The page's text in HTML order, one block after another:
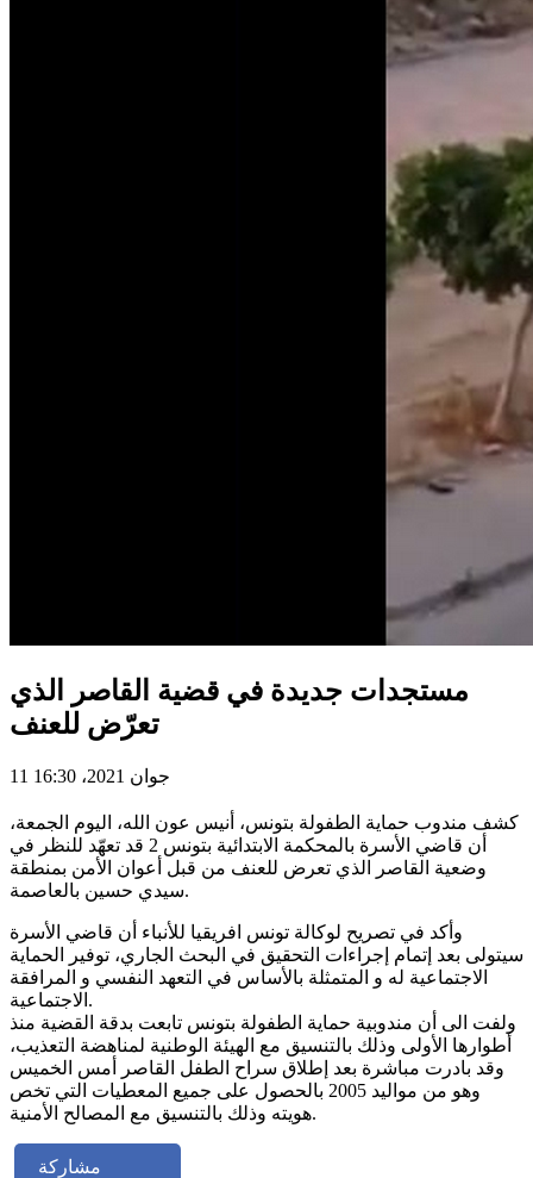
مستجدات جديدة في قضية القاصر الذي
تعرّض للعنف
11 جوان 2021، 16:30
كشف مندوب حماية الطفولة بتونس، أنيس عون الله، اليوم الجمعة،
أن قاضي الأسرة بالمحكمة الابتدائية بتونس 2 قد تعهّد للنظر في
وضعية القاصر الذي تعرض للعنف من قبل أعوان الأمن بمنطقة
سيدي حسين بالعاصمة.
وأكد في تصريح لوكالة تونس افريقيا للأنباء أن قاضي الأسرة
سيتولى بعد إتمام إجراءات التحقيق في البحث الجاري، توفير الحماية
الاجتماعية له و المتمثلة بالأساس في التعهد النفسي و المرافقة
الاجتماعية.
ولفت الى أن مندوبية حماية الطفولة بتونس تابعت بدقة القضية منذ
أطوارها الأولى وذلك بالتنسيق مع الهيئة الوطنية لمناهضة التعذيب،
وقد بادرت مباشرة بعد إطلاق سراح الطفل القاصر أمس الخميس
وهو من مواليد 2005 بالحصول على جميع المعطيات التي تخص
هويته وذلك بالتنسيق مع المصالح الأمنية.
مشاركة